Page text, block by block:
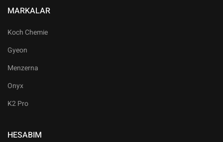
MARKALAR
Koch Chemie
Gyeon
Menzerna
Onyx
K2 Pro
HESABIM